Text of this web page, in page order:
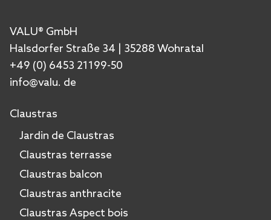
VALU® GmbH
Halsdorfer Straße 34 | 35288 Wohratal
+49 (0) 6453 21199-50
info@valu. de
Claustras
Jardin de Claustras
Claustras terrasse
Claustras balcon
Claustras anthracite
Claustras Aspect bois